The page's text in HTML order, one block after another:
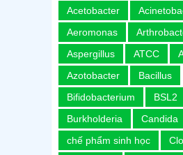
Acetobacter
Aeromonas
Aspergillus
ATCC
Azotobacter
Bacillus
Bifidobacterium
BSL2
Burkholderia
Candida
chế phẩm sinh học